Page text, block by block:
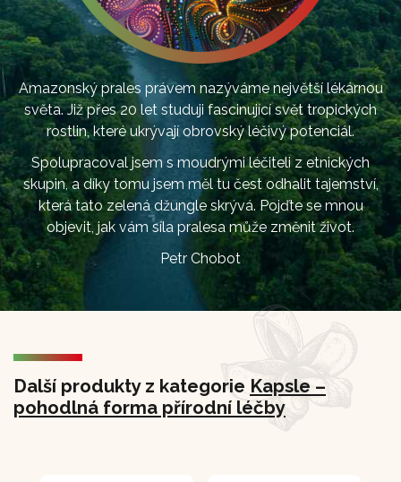
Amazonský prales právem nazýváme největší lékárnou
světa. Již přes 20 let studuji fascinující svět tropických
rostlin, které ukrývají obrovský léčivý potenciál.
Spolupracoval jsem s moudrými léčiteli z etnických
skupin, a díky tomu jsem měl tu čest odhalit tajemství,
která tato zelená džungle skrývá. Pojďte se mnou
objevit, jak vám síla pralesa může změnit život.
Petr Chobot
Další produkty z kategorie Kapsle –
pohodlná forma přírodní léčby